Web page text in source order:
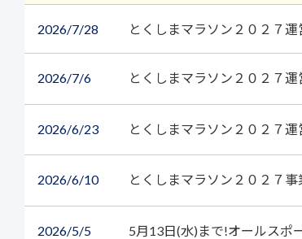
2026 7/28 とくしまマラソン２０２７
2026 7/6 とくしまマラソン２０２７
2026 6/23 とくしまマラソン２０２７
2026 6/10 とくしまマラソン２０２７
2026 5/5 5月13日(水)まで!オールスポ